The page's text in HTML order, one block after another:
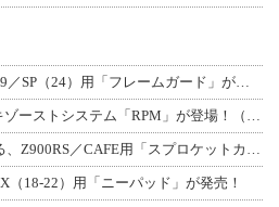
マジカルレーシングから MT-09／SP（24）用「フレームガード」が登場！
RPM から ホンダ GROM用エキゾーストシステム「RPM」が登場！（動画あり
カスタムスプロケットを見せる、Z900RS／CAFE用「スプロケットカバーフルキ
（18-22）用「ニーパッド」が発売！